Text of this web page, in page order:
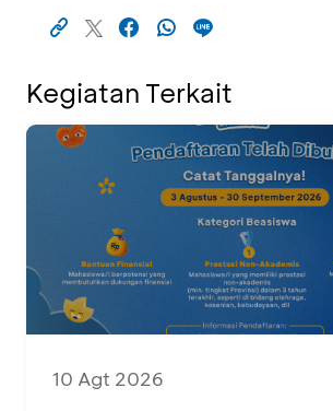
Kegiatan Terkait
10 Agt 2026